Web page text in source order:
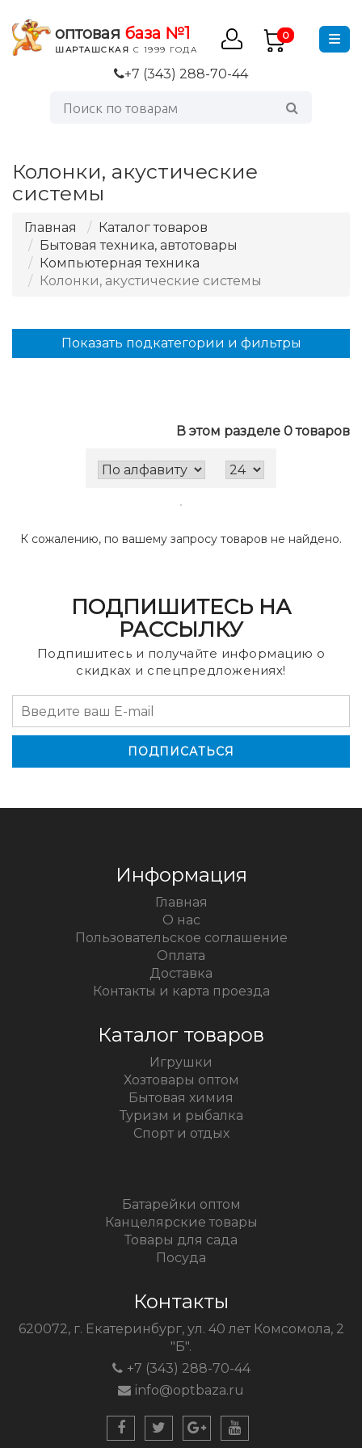
оптовая база №1
ШАРТАШСКАЯ С 1999 ГОДА
0
+7 (343) 288-70-44
Колонки, акустические
системы
Главная
Каталог товаров
Бытовая техника, автотовары
Компьютерная техника
Колонки, акустические системы
В этом разделе 0 товаров
К сожалению, по вашему запросу товаров не найдено.
Показать подкатегории и фильтры
ПОДПИШИТЕСЬ НА
РАССЫЛКУ
Подпишитесь и получайте информацию о
скидках и спецпредложениях!
Информация
Главная
О нас
Пользовательское соглашение
Оплата
Доставка
Контакты и карта проезда
Каталог товаров
Игрушки
Хозтовары оптом
Бытовая химия
Туризм и рыбалка
Спорт и отдых
Батарейки оптом
Канцелярские товары
Товары для сада
Посуда
Контакты
620072, г. Екатеринбург, ул. 40 лет Комсомола, 2
"Б".
+7 (343) 288-70-44
info@optbaza.ru